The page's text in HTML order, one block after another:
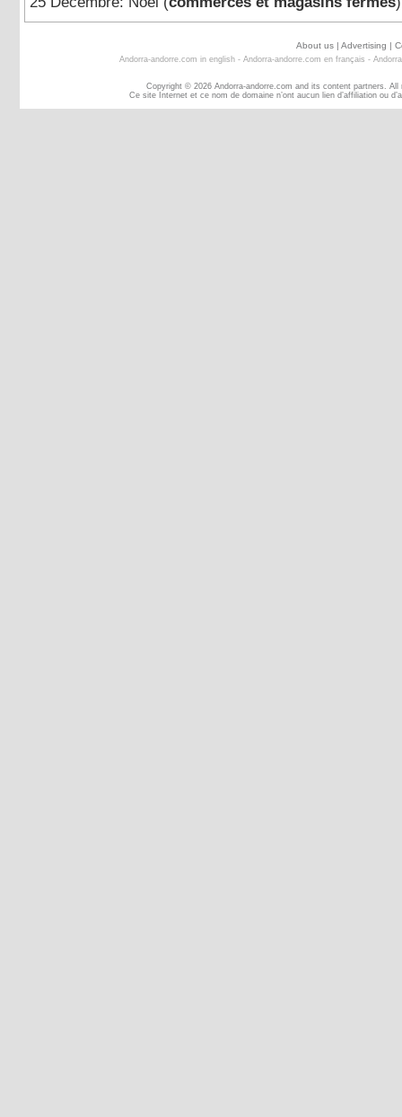
About us | Advertising |
Andorra-andorre.com in english- Andorra-andorre.com en français -
Copyright © 2026 Andorra-andorre.com and its content partners.
Ce site Internet et ce nom de domaine n’ont aucun lien d’affiliation ou